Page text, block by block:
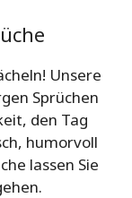
Unsere
Sprüchen
den Tag
humorvoll
lassen Sie